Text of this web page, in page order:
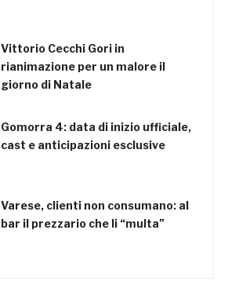
Vittorio Cecchi Gori in
rianimazione per un malore il
giorno di Natale
Gomorra 4: data di inizio ufficiale,
cast e anticipazioni esclusive
Varese, clienti non consumano: al
bar il prezzario che li “multa”